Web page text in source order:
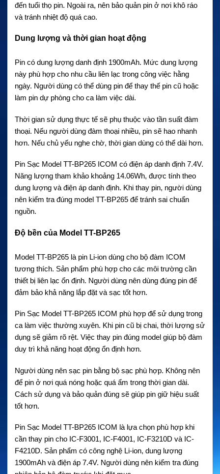
đến tuổi thọ pin. Ngoài ra, nên bảo quản pin ở nơi khô ráo
và tránh nhiệt độ quá cao.
Dung lượng và thời gian hoạt động
Pin có dung lượng danh định 1900mAh. Mức dung lượng
này phù hợp cho nhu cầu liên lạc trong công việc hằng
ngày. Người dùng có thể dùng pin để thay thế pin cũ hoặc
làm pin dự phòng cho ca làm việc dài.
Thời gian sử dụng thực tế sẽ phụ thuộc vào tần suất đàm
thoại. Nếu người dùng đàm thoại nhiều, pin sẽ hao nhanh
hơn. Nếu chủ yếu nghe chờ, thời gian dùng có thể dài hơn.
Pin Sạc Model TT-BP265 ICOM có điện áp danh định 7.4V.
Năng lượng tham khảo khoảng 14.06Wh, được tính theo
dung lượng và điện áp danh định. Khi thay pin, người dùng
nên kiểm tra đúng model TT-BP265 để tránh sai chuẩn
nguồn.
Độ bền của Model TT-BP265
Model TT-BP265 là pin Li-ion dùng cho bộ đàm ICOM
tương thích. Sản phẩm phù hợp cho các môi trường cần
thiết bị liên lạc ổn định. Người dùng nên dùng đúng pin để
đảm bảo khả năng lắp đặt và sạc tốt hơn.
Pin Sạc Model TT-BP265 ICOM phù hợp để sử dụng trong
ca làm việc thường xuyên. Khi pin cũ bị chai, thời lượng sử
dụng sẽ giảm rõ rệt. Việc thay pin đúng model giúp bộ đàm
duy trì khả năng hoạt động ổn định hơn.
Người dùng nên sạc pin bằng bộ sạc phù hợp. Không nên
để pin ở nơi quá nóng hoặc quá ẩm trong thời gian dài.
Cách sử dụng và bảo quản đúng sẽ giúp pin giữ hiệu suất
tốt hơn.
Pin Sạc Model TT-BP265 ICOM là lựa chọn phù hợp khi
cần thay pin cho IC-F3001, IC-F4001, IC-F3210D và IC-
F4210D. Sản phẩm có công nghệ Li-ion, dung lượng
1900mAh và điện áp 7.4V. Người dùng nên kiểm tra đúng